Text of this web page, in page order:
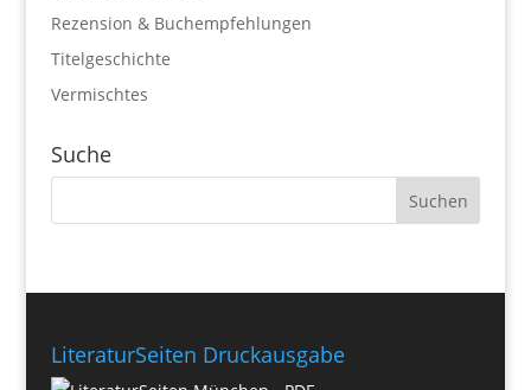
Rezension & Buchempfehlungen
Titelgeschichte
Vermischtes
Suche
LiteraturSeiten Druckausgabe